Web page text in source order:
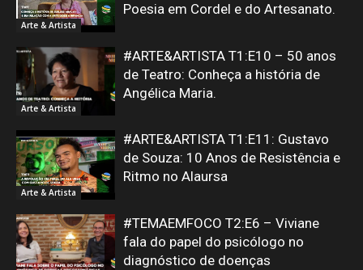
Arte & Artista
Poesia em Cordel e do Artesanato.
Arte & Artista
#ARTE&ARTISTA T1:E10 – 50 anos
de Teatro: Conheça a história de
Angélica Maria.
Arte & Artista
#ARTE&ARTISTA T1:E11: Gustavo
de Souza: 10 Anos de Resistência e
Ritmo no Alaursa
#TEMAEMFOCO T2:E6 – Viviane
fala do papel do psicólogo no
diagnóstico de doenças